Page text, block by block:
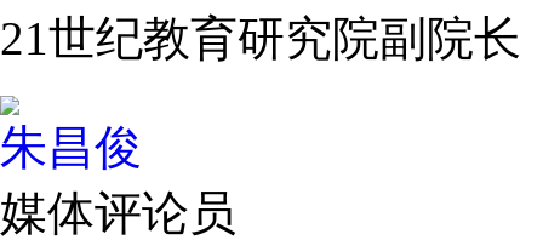
21世纪教育研究院副院长
朱昌俊
媒体评论员